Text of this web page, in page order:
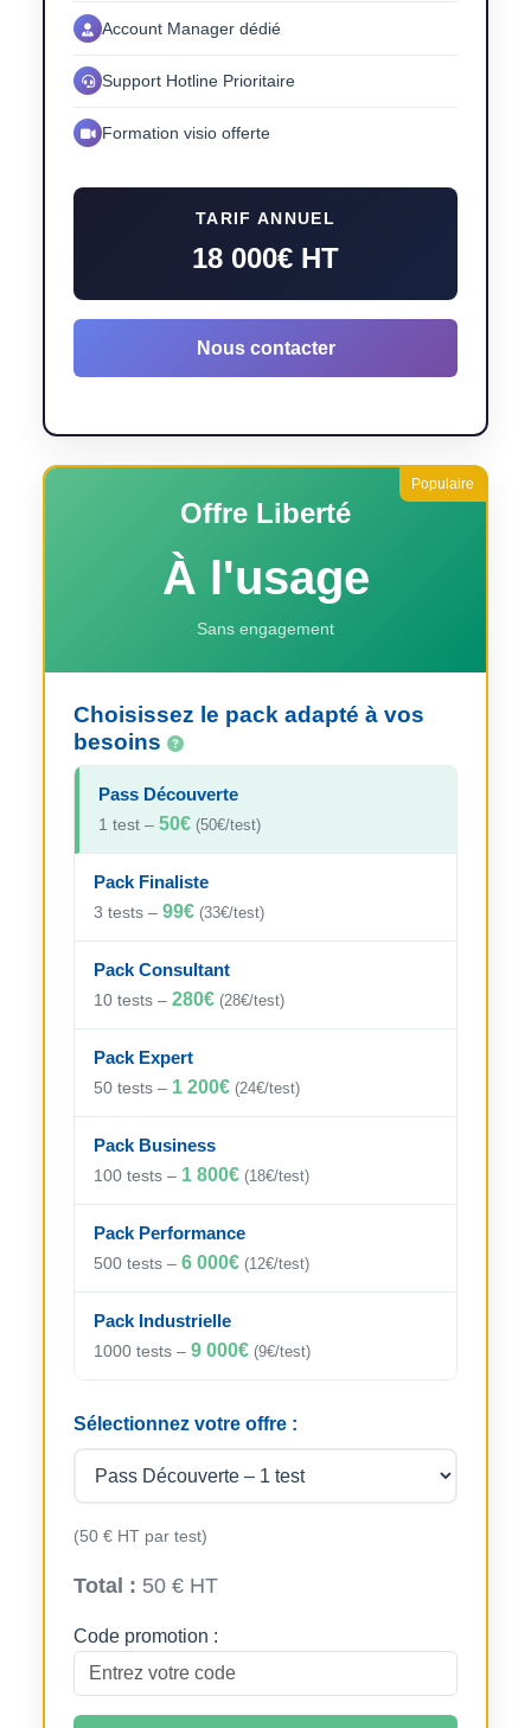
Account Manager dédié
Support Hotline Prioritaire
Formation visio offerte
TARIF ANNUEL
18 000€ HT
Nous contacter
Offre Liberté
À l'usage
Sans engagement
Choisissez le pack adapté à vos
besoins
Pass Découverte
1 test – 50€ (50€/test)
Pack Finaliste
3 tests – 99€ (33€/test)
Pack Consultant
10 tests – 280€ (28€/test)
Pack Expert
50 tests – 1 200€ (24€/test)
Pack Business
100 tests – 1 800€ (18€/test)
Pack Performance
500 tests – 6 000€ (12€/test)
Pack Industrielle
1000 tests – 9 000€ (9€/test)
Sélectionnez votre offre :
(50 € HT par test)
Total : 50 € HT
Code promotion :